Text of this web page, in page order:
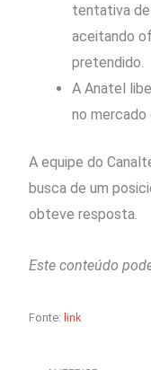
tentativa de
aceitando
pretendido.
A Anatel
no mercado
A equipe do
busca de um
obteve resposta.
Este conteúdo
Fonte: link